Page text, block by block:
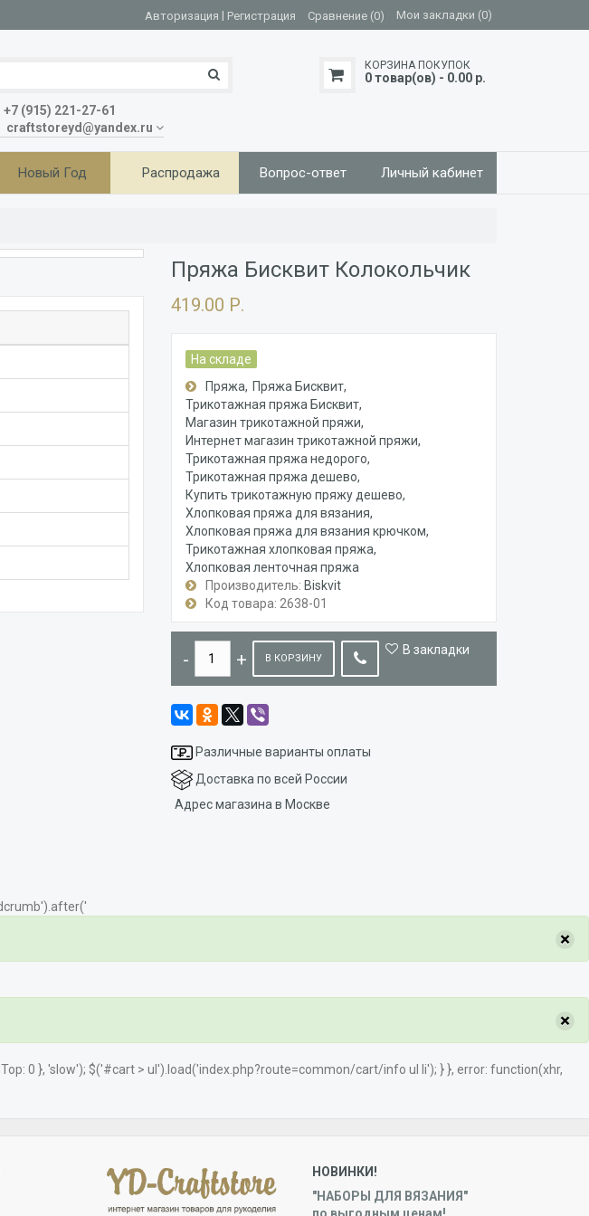
Авторизация | Регистрация Сравнение (0) Мои закладки (0)
+7 (915) 221-27-61
craftstoreyd@yandex.ru
КОРЗИНА ПОКУПОК
0 товар(ов) - 0.00 р.
Новый Год Распродажа Вопрос-ответ Личный кабинет
Пряжа Бисквит Колокольчик
419.00 Р.
На складе
Пряжа Пряжа Бисквит
Трикотажная пряжа Бисквит
Магазин трикотажной пряжи
Интернет магазин трикотажной пряжи
Трикотажная пряжа недорого
Трикотажная пряжа дешево
Купить трикотажную пряжу дешево
Хлопковая пряжа для вязания
Хлопковая пряжа для вязания крючком
Трикотажная хлопковая пряжа
Хлопковая ленточная пряжа
Производитель: Biskvit
Код товара: 2638-01
В КОРЗИНУ
В закладки
Различные варианты оплаты
Доставка по всей России
Адрес магазина в Москве
×
×
0 }, 'slow'); $('#cart > ul').load('index.php?route=common/cart/info ul li'); } }, error: function(xhr,
НОВИНКИ!
"НАБОРЫ ДЛЯ ВЯЗАНИЯ"
по выгодным ценам!